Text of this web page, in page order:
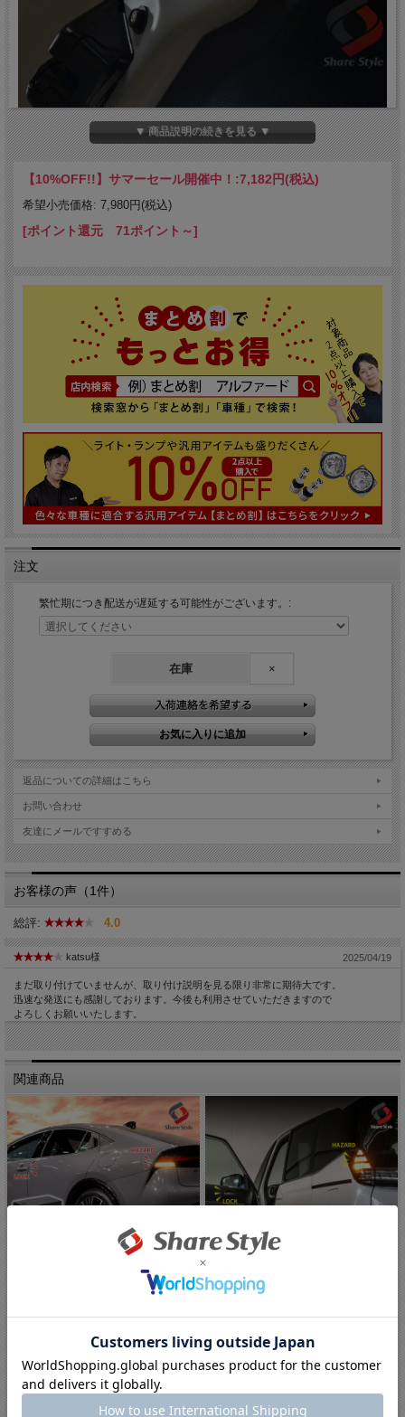
▼ 商品説明の続きを見る ▼
【10%OFF!!】サマーセール開催中！:7,182円(税込)
希望小売価格: 7,980円(税込)
[ポイント還元 71ポイント～]
注文
繁忙期につき配送が遅延する可能性がございます。:
在庫 ×
返品についての詳細はこちら
お問い合わせ
友達にメールですすめる
お客様の声（1件）
総評: 4.0
katsu様 2025/04/19
まだ取り付けていませんが、取り付け説明を見る限り非常に期待大です。
迅速な発送にも感謝しております。今後も利用させていただきますので
よろしくお願いいたします。
関連商品
中！:3,492円(税込)
中！:3,492円(税込)